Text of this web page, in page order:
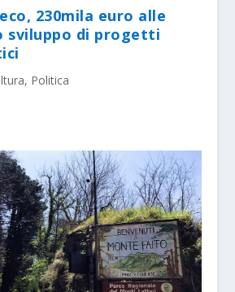
230mila euro alle
sviluppo di progetti
, Politica